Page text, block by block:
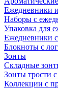
Ежедневники
Наборы с
Упаковка для
Ежедневники
Блокноты с
Зонты
Складные
Зонты трости
Коллекции с